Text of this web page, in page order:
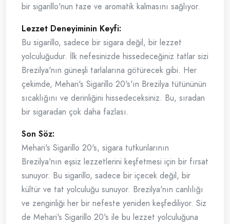
bir sigarillo'nun taze ve aromatik kalmasını sağlıyor.
Lezzet Deneyiminin Keyfi:
Bu sigarillo, sadece bir sigara değil, bir lezzet
yolculuğudur. İlk nefesinizde hissedeceğiniz tatlar sizi
Brezilya'nın güneşli tarlalarına götürecek gibi. Her
çekimde, Mehari's Sigarillo 20's'ın Brezilya tütününün
sıcaklığını ve derinliğini hissedeceksiniz. Bu, sıradan
bir sigaradan çok daha fazlası.
Son Söz:
Mehari's Sigarillo 20's, sigara tutkunlarının
Brezilya'nın eşsiz lezzetlerini keşfetmesi için bir fırsat
sunuyor. Bu sigarillo, sadece bir içecek değil, bir
kültür ve tat yolculuğu sunuyor. Brezilya'nın canlılığı
ve zenginliği her bir nefeste yeniden keşfediliyor. Siz
de Mehari's Sigarillo 20's ile bu lezzet yolculuğuna